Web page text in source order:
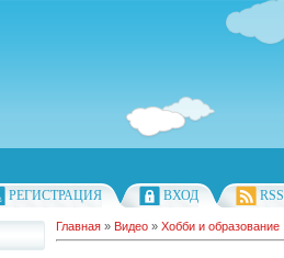
РЕГИСТРАЦИЯ ВХОД RSS
Главная » Видео » Хобби и образование